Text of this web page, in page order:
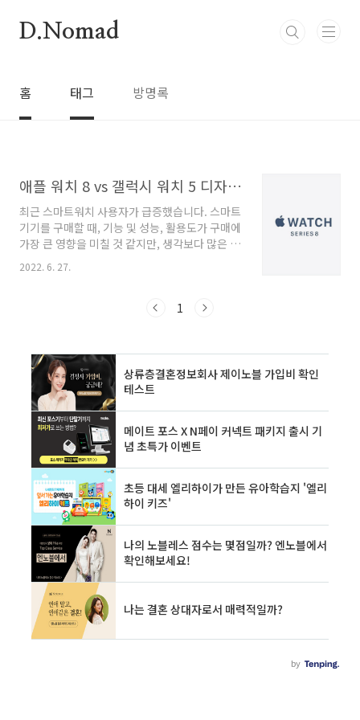
D.Nomad
홈 태그 방명록
애플 워치 8 vs 갤럭시 워치 5 디자인 비교, 당신의 선택은?
최근 스마트워치 사용자가 급증했습니다. 스마트
기기를 구매할 때, 기능 및 성능, 활용도가 구매에
가장 큰 영향을 미칠 것 같지만, 생각보다 많은 분
들이 디자인을 보고 구매를 결정합니다. 그래서
하반기에는 애플 워치, 갤럭시 워치의 디자인 전
디자인에 있습니다. 애플 워치 8 디자인 디자인은
새로 출시될 애플 워치 8은 작고 네모난 평면 디
스플레이에 아날로그시계 같은 크라운(용두)을
결합한 모양입니다. 또한 본체 측면에 새로운 스
피커가 탑재되고 7 시리즈보다 음량이 커진답니
다. 이번 애플워치8에서는 그린 컬러, 밀리터리
감성의 디자인을 기대하시는 분들이 많습니다.
애플..
2022. 6. 27.
1